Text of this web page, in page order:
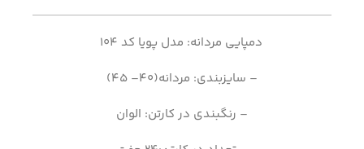
دمپایی مردانه: مدل پویا کد 104
– سایزبندی: مردانه(40– 45)
– رنگبندی در کارتن: الوان